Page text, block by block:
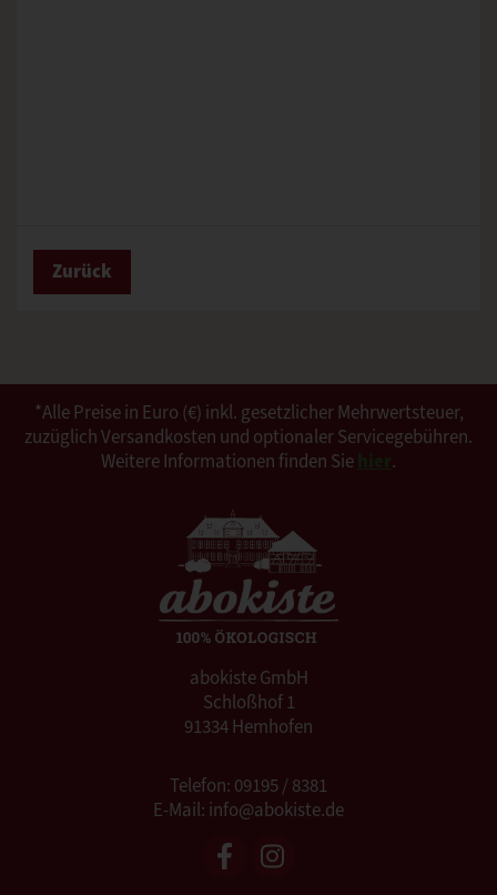
Zurück
*Alle Preise in Euro (€) inkl. gesetzlicher Mehrwertsteuer,
zuzüglich Versandkosten und optionaler Servicegebühren.
Weitere Informationen finden Sie
.
abokiste GmbH
Schloßhof 1
91334 Hemhofen
Telefon: 09195 / 8381
E-Mail: info@abokiste.de